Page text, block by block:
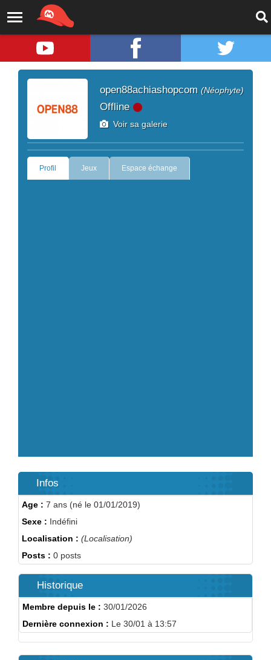
open88achiashopcom (Néophyte)
Offline
Voir sa galerie
Profil Jeux Espace échange
Infos
Age : 7 ans (né le 01/01/2019)
Sexe : Indéfini
Localisation : (Localisation)
Posts : 0 posts
Historique
Membre depuis le : 30/01/2026
Dernière connexion : Le 30/01 à 13:57